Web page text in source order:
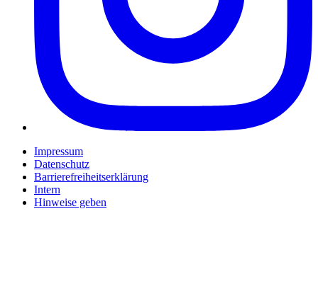
Impressum
Datenschutz
Barrierefreiheitserklärung
Intern
Hinweise geben